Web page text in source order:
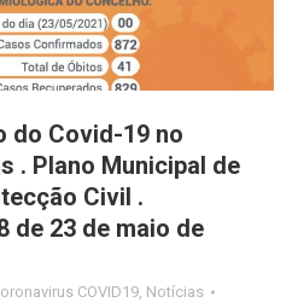
do Covid-19 no
. Plano Municipal de
Civil .
de 23 de maio de
COVID19 Notícias